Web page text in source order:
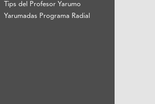
Tips del Profesor Yarumo
Yarumadas Programa Radial